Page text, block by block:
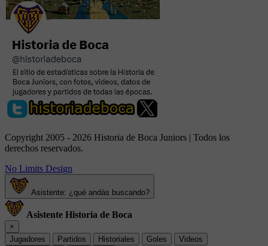
Copyright 2005 - 2026 Historia de Boca Juniors | Todos los
derechos reservados.
No Limits Design
Asistente: ¿qué andás buscando?
Asistente Historia de Boca
×
Jugadores
Partidos Historiales Goles
Videos